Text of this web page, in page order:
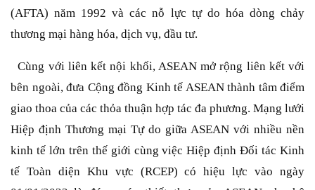
(AFTA) năm 1992 và các nỗ lực tự do hóa dòng chảy
thương mại hàng hóa, dịch vụ, đầu tư.
Cùng với liên kết nội khối, ASEAN mở rộng liên kết với
bên ngoài, đưa Cộng đồng Kinh tế ASEAN thành tâm điểm
giao thoa của các thỏa thuận hợp tác đa phương. Mạng lưới
Hiệp định Thương mại Tự do giữa ASEAN với nhiều nền
kinh tế lớn trên thế giới cùng việc Hiệp định Đối tác Kinh
tế Toàn diện Khu vực (RCEP) có hiệu lực vào ngày